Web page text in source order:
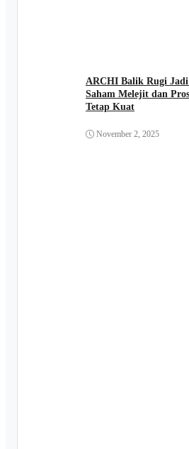
ARCHI Balik Rugi
Saham Melejit dan
Tetap Kuat
November 2, 2025